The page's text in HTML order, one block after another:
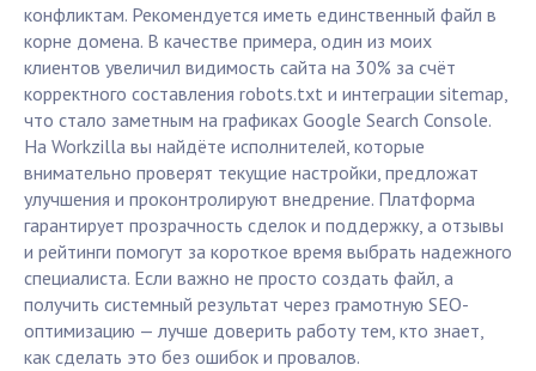
конфликтам. Рекомендуется иметь единственный файл в
корне домена. В качестве примера, один из моих
клиентов увеличил видимость сайта на 30% за счёт
корректного составления robots.txt и интеграции sitemap,
что стало заметным на графиках Google Search Console.
На Workzilla вы найдёте исполнителей, которые
внимательно проверят текущие настройки, предложат
улучшения и проконтролируют внедрение. Платформа
гарантирует прозрачность сделок и поддержку, а отзывы
и рейтинги помогут за короткое время выбрать надежного
специалиста. Если важно не просто создать файл, а
получить системный результат через грамотную SEO-
оптимизацию — лучше доверить работу тем, кто знает,
как сделать это без ошибок и провалов.